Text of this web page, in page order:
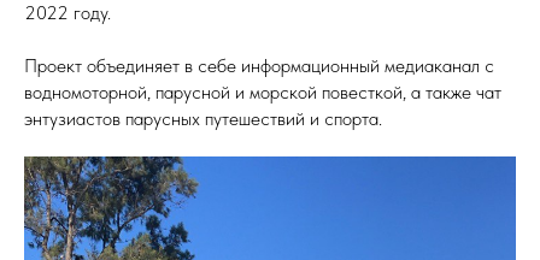
2022 году.
Проект объединяет в себе информационный медиаканал с
водномоторной, парусной и морской повесткой, а также чат
энтузиастов парусных путешествий и спорта.